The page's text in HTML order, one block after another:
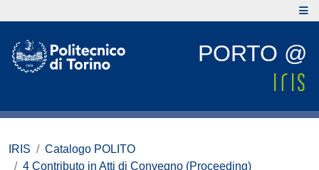
PORTO @
IRIS
Catalogo POLITO
4 Contributo in Atti di Convegno (Proceeding)